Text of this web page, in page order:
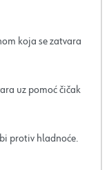
koja se zatvara
uz pomoć čičak
protiv hladnoće.